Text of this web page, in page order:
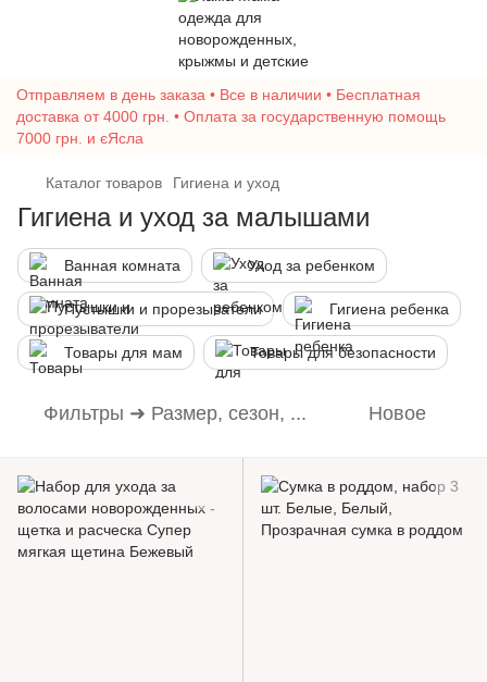
Отправляем в день заказа • Все в наличии • Бесплатная
доставка от 4000 грн. • Оплата за государственную помощь
7000 грн. и єЯсла
Каталог товаров Гигиена и уход
Гигиена и уход за малышами
Ванная комната Уход за ребенком
Пустышки и прорезыватели Гигиена ребенка
Товары для мам Товары для безопасности
Фильтры ➜ Размер, сезон, ... Новое